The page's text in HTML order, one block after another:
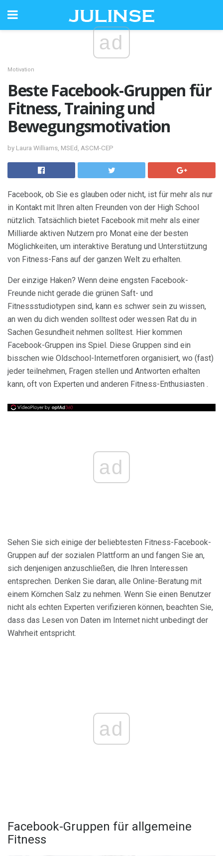
ad
Motivation
Beste Facebook-Gruppen für
Fitness, Training und
Bewegungsmotivation
by Laura Williams, MSEd, ASCM-CEP
Facebook, ob Sie es glauben oder nicht, ist für mehr als nur
in Kontakt mit Ihren alten Freunden von der High School
nützlich. Tatsächlich bietet Facebook mit mehr als einer
Milliarde aktiven Nutzern pro Monat eine der besten
Möglichkeiten, um interaktive Beratung und Unterstützung
von Fitness-Fans auf der ganzen Welt zu erhalten.
Der einzige Haken? Wenn deine engsten Facebook-
Freunde nicht gerade die grünen Saft- und
Fitnessstudiotypen sind, kann es schwer sein zu wissen,
an wen du dich wenden solltest oder wessen Rat du in
Sachen Gesundheit nehmen solltest. Hier kommen
Facebook-Gruppen ins Spiel. Diese Gruppen sind ein
bisschen wie Oldschool-Internetforen organisiert, wo (fast)
jeder teilnehmen, Fragen stellen und Antworten erhalten
kann, oft von Experten und anderen Fitness-Enthusiasten .
ad
Sehen Sie sich einige der beliebtesten Fitness-Facebook-
Gruppen auf der sozialen Plattform an und fangen Sie an,
sich denjenigen anzuschließen, die Ihren Interessen
entsprechen. Denken Sie daran, alle Online-Beratung mit
einem Körnchen Salz zu nehmen. Wenn Sie einen Benutzer
nicht als echten Experten verifizieren können, beachten Sie,
dass das Lesen von Daten im Internet nicht unbedingt der
Wahrheit entspricht.
ad
Facebook-Gruppen für allgemeine
Fitness